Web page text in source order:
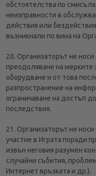
обстоятелства по
неизправности в
действия или
възникнали по вина на
20. Организаторът не
преодоляване на мерките
оборудване и от това
разпространение на
ограничаване на достъп
последствия.
21. Организаторът не
участие в Играта поради
извън неговия разумен
случайни събития,
Интернет връзката и др.).